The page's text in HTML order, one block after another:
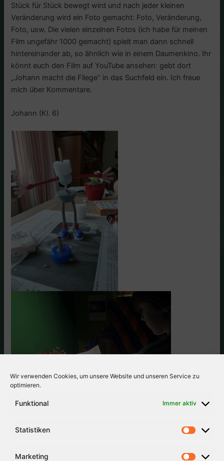
Wir verwenden Cookies, um unsere Website und unseren Service zu
optimieren.
Funktional Immer aktiv
Statistiken
Marketing
Stück für Stück bewegt wird und nach jeder kleinen
Veränderung wird ein Foto gemacht: Foto, Veränderung,
Foto, usw. Die vielen einzelnen Fotos (ich habe für meinen
Film ungefähr 1000 gemacht) spielt man dann schnell
hintereinander ab, so ähnlich wie in einem Daumenkino. Ihr
könnt euch den Film auf YouTube ansehen: gebt dort
„Johann macht die Fliege“ in das Suchfeld ein. Ich freue
mich über Kommentare.
Johann (Kl. 6)